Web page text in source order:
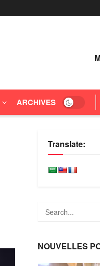
ARCHIVES
Translate:
NOUVELLES